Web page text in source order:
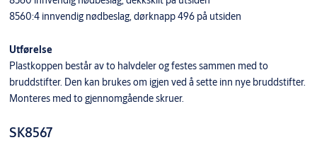
8560:4 innvendig nødbeslag, dørknapp 496 på utsiden
Utførelse
Plastkoppen består av to halvdeler og festes sammen med to
bruddstifter. Den kan brukes om igjen ved å sette inn nye bruddstifter.
Monteres med to gjennomgående skruer.
SK8567